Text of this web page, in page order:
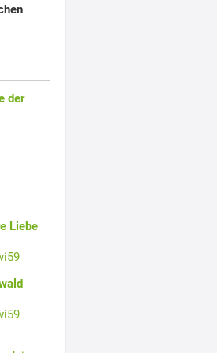
der
Liebe